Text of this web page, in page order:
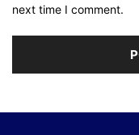
next time I comment.